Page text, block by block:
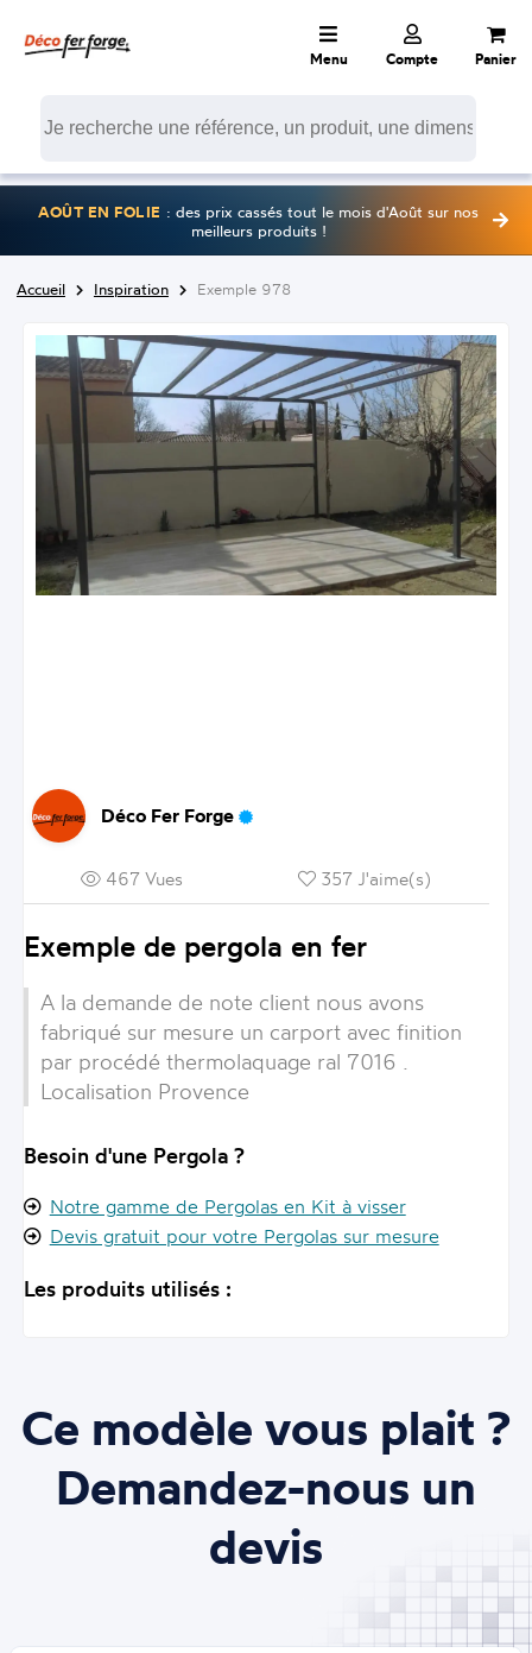
Menu Compte Panier
AOÛT EN FOLIE : des prix cassés tout le mois d'Août sur nos
meilleurs produits !
Accueil Inspiration Exemple 978
Déco Fer Forge
467 Vues 357 J'aime(s)
Exemple de pergola en fer
A la demande de note client nous avons
fabriqué sur mesure un carport avec finition
par procédé thermolaquage ral 7016 .
Localisation Provence
Besoin d'une Pergola ?
Notre gamme de Pergolas en Kit à visser
Devis gratuit pour votre Pergolas sur mesure
Les produits utilisés :
Ce modèle vous plait ?
Demandez-nous un
devis